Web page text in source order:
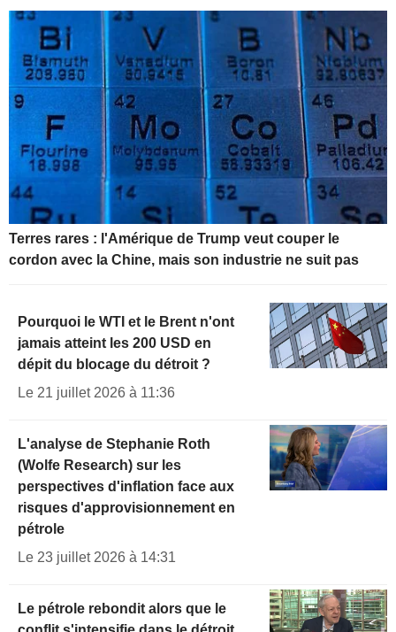
Terres rares : l'Amérique de Trump veut couper le
cordon avec la Chine, mais son industrie ne suit pas
Pourquoi le WTI et le Brent n'ont
jamais atteint les 200 USD en
dépit du blocage du détroit ?
Le 21 juillet 2026 à 11:36
L'analyse de Stephanie Roth
(Wolfe Research) sur les
perspectives d'inflation face aux
risques d'approvisionnement en
pétrole
Le 23 juillet 2026 à 14:31
Le pétrole rebondit alors que le